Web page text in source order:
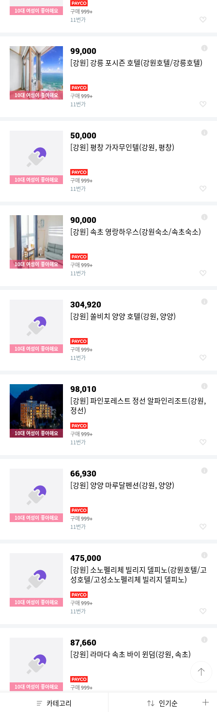
10대 여성이 좋아해요 구매 999+
11번가
10대 여성이 좋아해요
99,000
[강원] 강릉 포시즌 호텔(강원호텔/강릉호텔)
구매 999+
11번가
10대 여성이 좋아해요
50,000
[강원] 평창 가자무인텔(강원, 평창)
구매 999+
11번가
10대 여성이 좋아해요
90,000
[강원] 속초 영랑하우스(강원숙소/속초숙소)
구매 999+
11번가
10대 여성이 좋아해요
304,920
[강원] 쏠비치 양양 호텔(강원, 양양)
구매 999+
11번가
10대 여성이 좋아해요
98,010
[강원] 파인포레스트 정선 알파인리조트(강원,
정선)
구매 999+
11번가
10대 여성이 좋아해요
66,930
[강원] 양양 마루달펜션(강원, 양양)
구매 999+
11번가
10대 여성이 좋아해요
475,000
[강원] 소노펠리체 빌리지 델피노(강원호텔/고
성호텔/고성소노펠리체 빌리지 델피노)
구매 999+
11번가
10대 여성이 좋아해요
87,660
[강원] 라마다 속초 바이 윈덤(강원, 속초)
구매 999+
카테고리 인기순